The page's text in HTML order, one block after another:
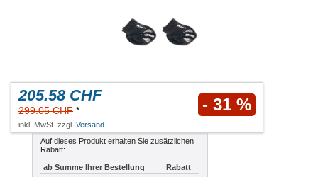
205.58 CHF
299.05 CHF * - 31 %
inkl. MwSt. zzgl. Versand
Auf dieses Produkt erhalten Sie zusätzlichen
Rabatt:
ab Summe Ihrer Bestellung
Rabatt